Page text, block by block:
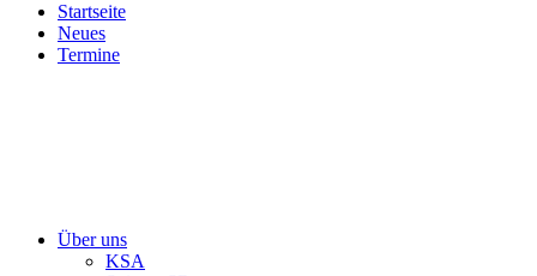
Startseite
Neues
Termine
Über uns
KSA